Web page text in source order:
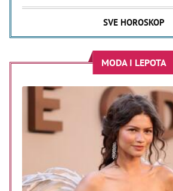
SVE HOROSKOP
MODA I LEPOTA